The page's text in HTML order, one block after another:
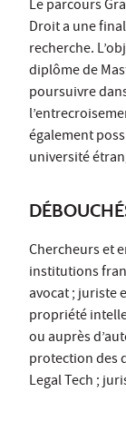
Le parcours
Droit a une
recherche.
diplôme de
poursuivre
également
université
Chercheurs et
institutions
avocat ; juriste
propriété
ou auprès
protection des
Legal Tech ;